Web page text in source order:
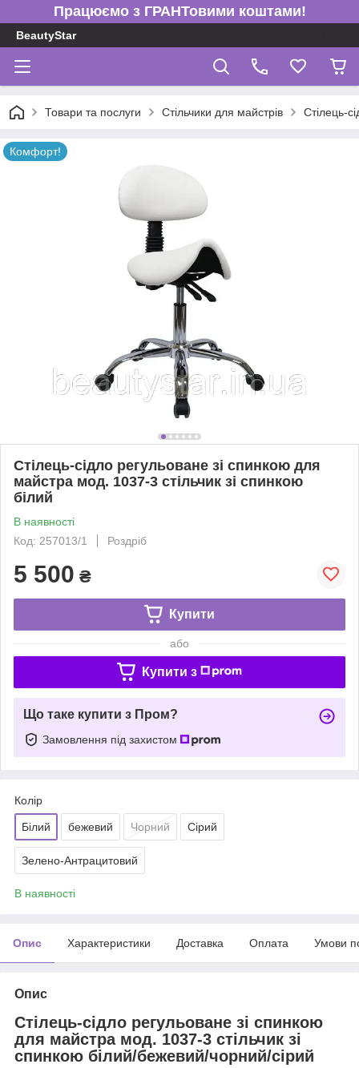
Працюємо з ГРАНТовими коштами!
BeautyStar
Товари та послуги Стільчики для майстрів Стілець-
Комфорт!
Стілець-сідло регульоване зі спинкою для
майстра мод. 1037-3 стільчик зі спинкою
білий
В наявності
Код: 257013/1
Роздріб
5 500 ₴
Купити
або
Купити з
Що таке купити з Пром?
Замовлення під захистом
Колір
Білий бежевий Чорний Сірий
Зелено-Антрацитовий
В наявності
Опис Характеристики Доставка Оплата Умови
Опис
Стілець-сідло регульоване зі спинкою
для майстра мод. 1037-3 стільчик зі
спинкою білий/бежевий/чорний/сірий